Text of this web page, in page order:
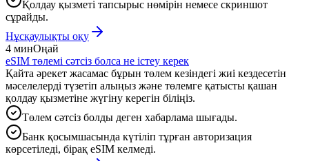
Қолдау қызметі тапсырыс нөмірін немесе скриншот
сұрайды.
Нұсқаулықты оқу
4 минОңай
eSIM төлемі сәтсіз болса не істеу керек
Қайта әрекет жасамас бұрын төлем кезіндегі жиі кездесетін
мәселелерді түзетіп алыңыз және төлемге қатысты қашан
қолдау қызметіне жүгіну керегін біліңіз.
Төлем сәтсіз болды деген хабарлама шығады.
Банк қосымшасында күтіліп тұрған авторизация
көрсетіледі, бірақ eSIM келмеді.